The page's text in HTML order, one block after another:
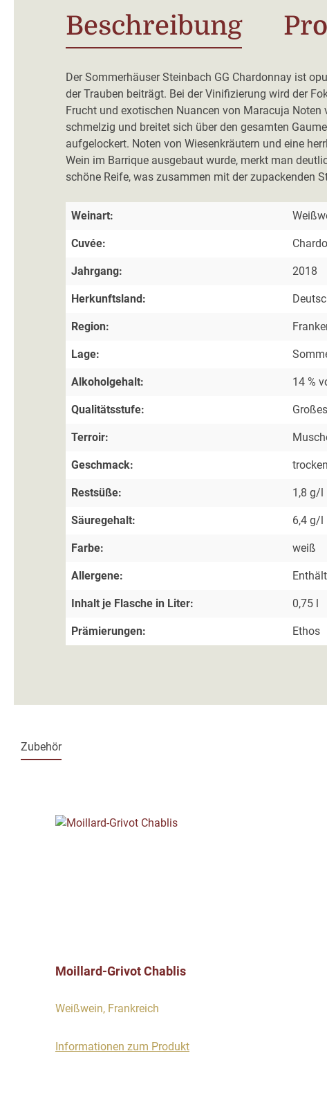
Beschreibung
Der Sommerhäuser Steinbach GG Chardonnay ist
der Trauben beiträgt. Bei der Vinifizierung wird der
Frucht und exotischen Nuancen von Maracuja
schmelzig und breitet sich über den gesamten
aufgelockert. Noten von Wiesenkräutern und eine
Wein im Barrique ausgebaut wurde, merkt man
schöne Reife, was zusammen mit der zupackenden
Weinart:
Cuvée:
Jahrgang: 2018
Herkunftsland:
Region:
Lage:
Alkoholgehalt: 14 %
Qualitätsstufe:
Terroir:
Geschmack: trocken
Restsüße: 1,8 g/l
Säuregehalt: 6,4 g/l
Farbe: weiß
Allergene:
Inhalt je Flasche in Liter: 0,75 l
Prämierungen: Ethos
Zubehör
Moillard-Grivot Chablis
Weißwein, Frankreich
Informationen zum Produkt